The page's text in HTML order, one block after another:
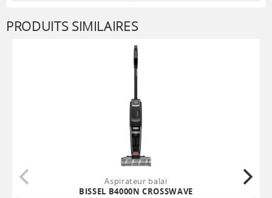
PRODUITS SIMILAIRES
Aspirateur balai
BISSEL B4000N CROSSWAVE